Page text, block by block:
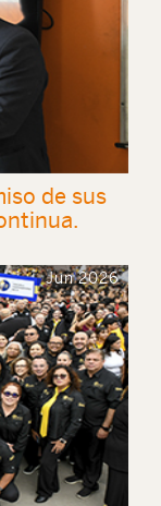
de sus
Jun 2026